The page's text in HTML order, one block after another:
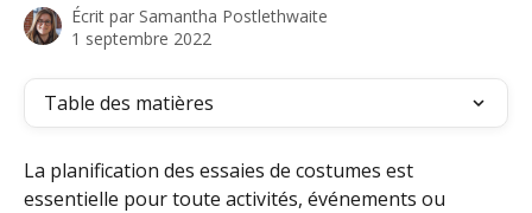
Écrit par Samantha Postlethwaite
1 septembre 2022
Table des matières
La planification des essaies de costumes est
essentielle pour toute activités, événements ou